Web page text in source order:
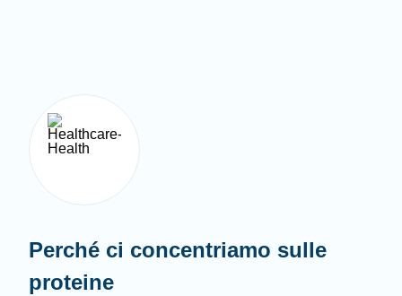
Perché ci concentriamo sulle
proteine